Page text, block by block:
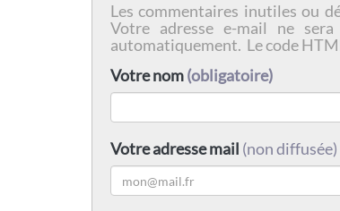
Les commentaires inutiles ou
Votre adresse e-mail ne
automatiquement. Le code
Votre nom(obligatoire)
Votre adresse mail (non diffusée)